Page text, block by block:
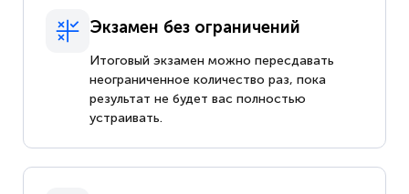
Экзамен без ограничений
Итоговый экзамен можно пересдавать
неограниченное количество раз, пока
результат не будет вас полностью
устраивать.